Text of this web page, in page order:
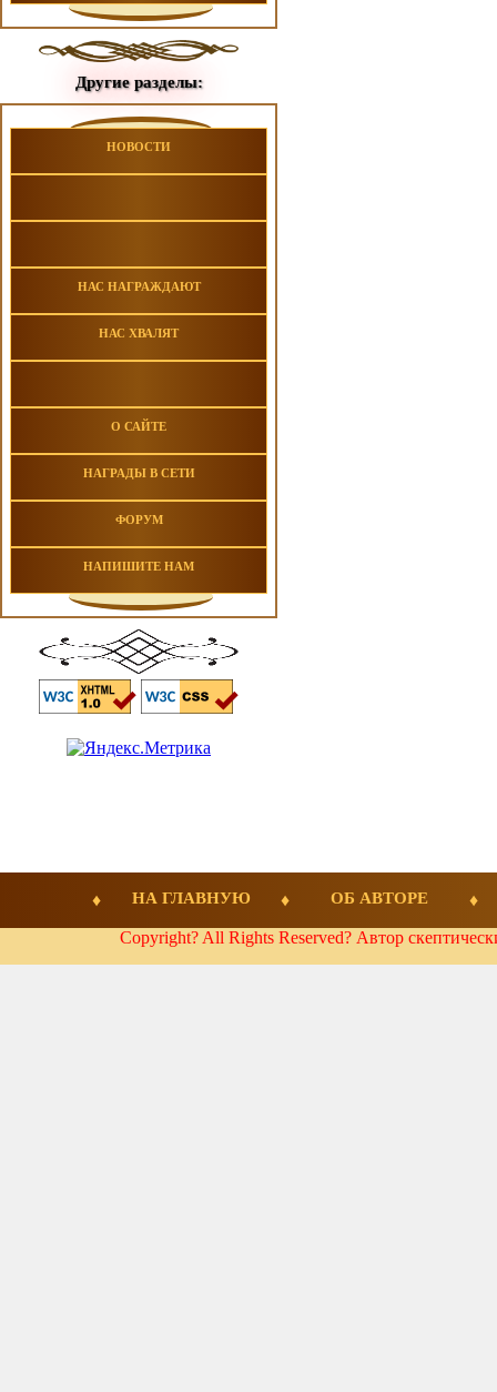
Другие разделы:
НОВОСТИ
НАС НАГРАЖДАЮТ
НАС ХВАЛЯТ
О САЙТЕ
НАГРАДЫ В СЕТИ
ФОРУМ
НАПИШИТЕ НАМ
НА ГЛАВНУЮ ОБ АВТОРЕ
Copyright? All Rights Reserved? Автор